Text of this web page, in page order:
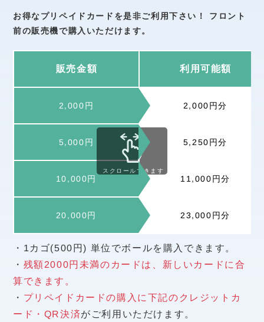
お得なプリペイドカードを是非ご利用下さい！ フロント
前の販売機で購入いただけます。
販売金額 利用可能額
2,000円 2,000円分
5,000円 5,250円分
10,000円 11,000円分
20,000円 23,000円分
スクロールできます
・1カゴ(500円) 単位でボールを購入できます。
・残額2000円未満のカードは、新しいカードに合
算できます。
・ プリペイドカードの購入に下記のクレジットカ
ード・QR決済がご利用いただけます。